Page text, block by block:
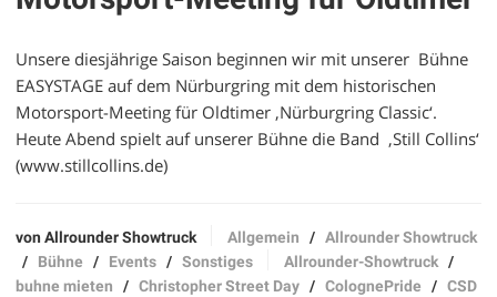
Unsere diesjährige Saison beginnen wir mit unserer Bühne
EASYSTAGE auf dem Nürburgring mit dem historischen
Motorsport-Meeting für Oldtimer ‚Nürburgring Classic‘.
Heute Abend spielt auf unserer Bühne die Band ‚Still Collins‘
(www.stillcollins.de)
von Allrounder Showtruck Allgemein /Allrounder Showtruck
/ Bühne / Events /Sonstiges Allrounder-Showtruck/
buhne mieten /Christopher Street Day /ColognePride /CSD